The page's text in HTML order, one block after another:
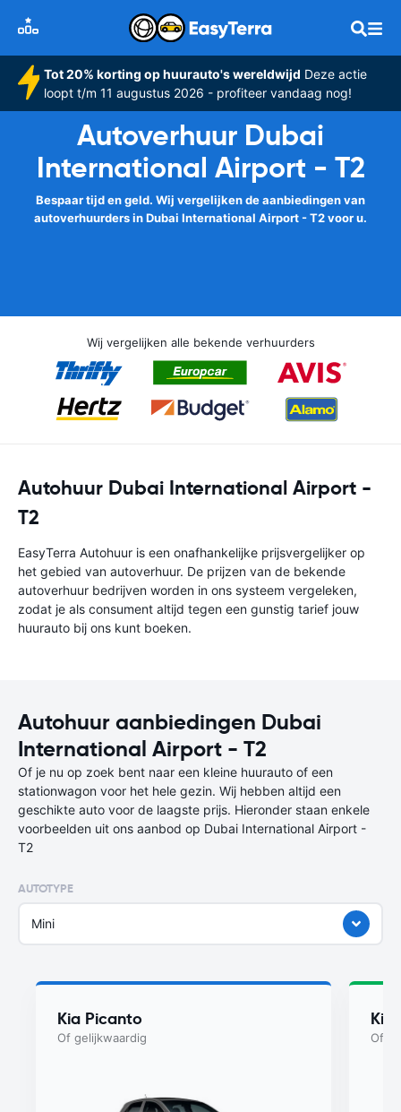
Tot 20% korting op huurauto's wereldwijd Deze actie
loopt t/m 11 augustus 2026 - profiteer vandaag nog!
Autoverhuur Dubai
International Airport - T2
Bespaar tijd en geld. Wij vergelijken de aanbiedingen van
autoverhuurders in Dubai International Airport - T2 voor u.
Wij vergelijken alle bekende verhuurders
Autohuur Dubai International Airport -
T2
EasyTerra Autohuur is een onafhankelijke prijsvergelijker op
het gebied van autoverhuur. De prijzen van de bekende
autoverhuur bedrijven worden in ons systeem vergeleken,
zodat je als consument altijd tegen een gunstig tarief jouw
huurauto bij ons kunt boeken.
Autohuur aanbiedingen Dubai
International Airport - T2
Of je nu op zoek bent naar een kleine huurauto of een
stationwagon voor het hele gezin. Wij hebben altijd een
geschikte auto voor de laagste prijs. Hieronder staan enkele
voorbeelden uit ons aanbod op Dubai International Airport -
T2
AUTOTYPE
Mini
Kia Picanto
Of gelijkwaardig
Kia
Of